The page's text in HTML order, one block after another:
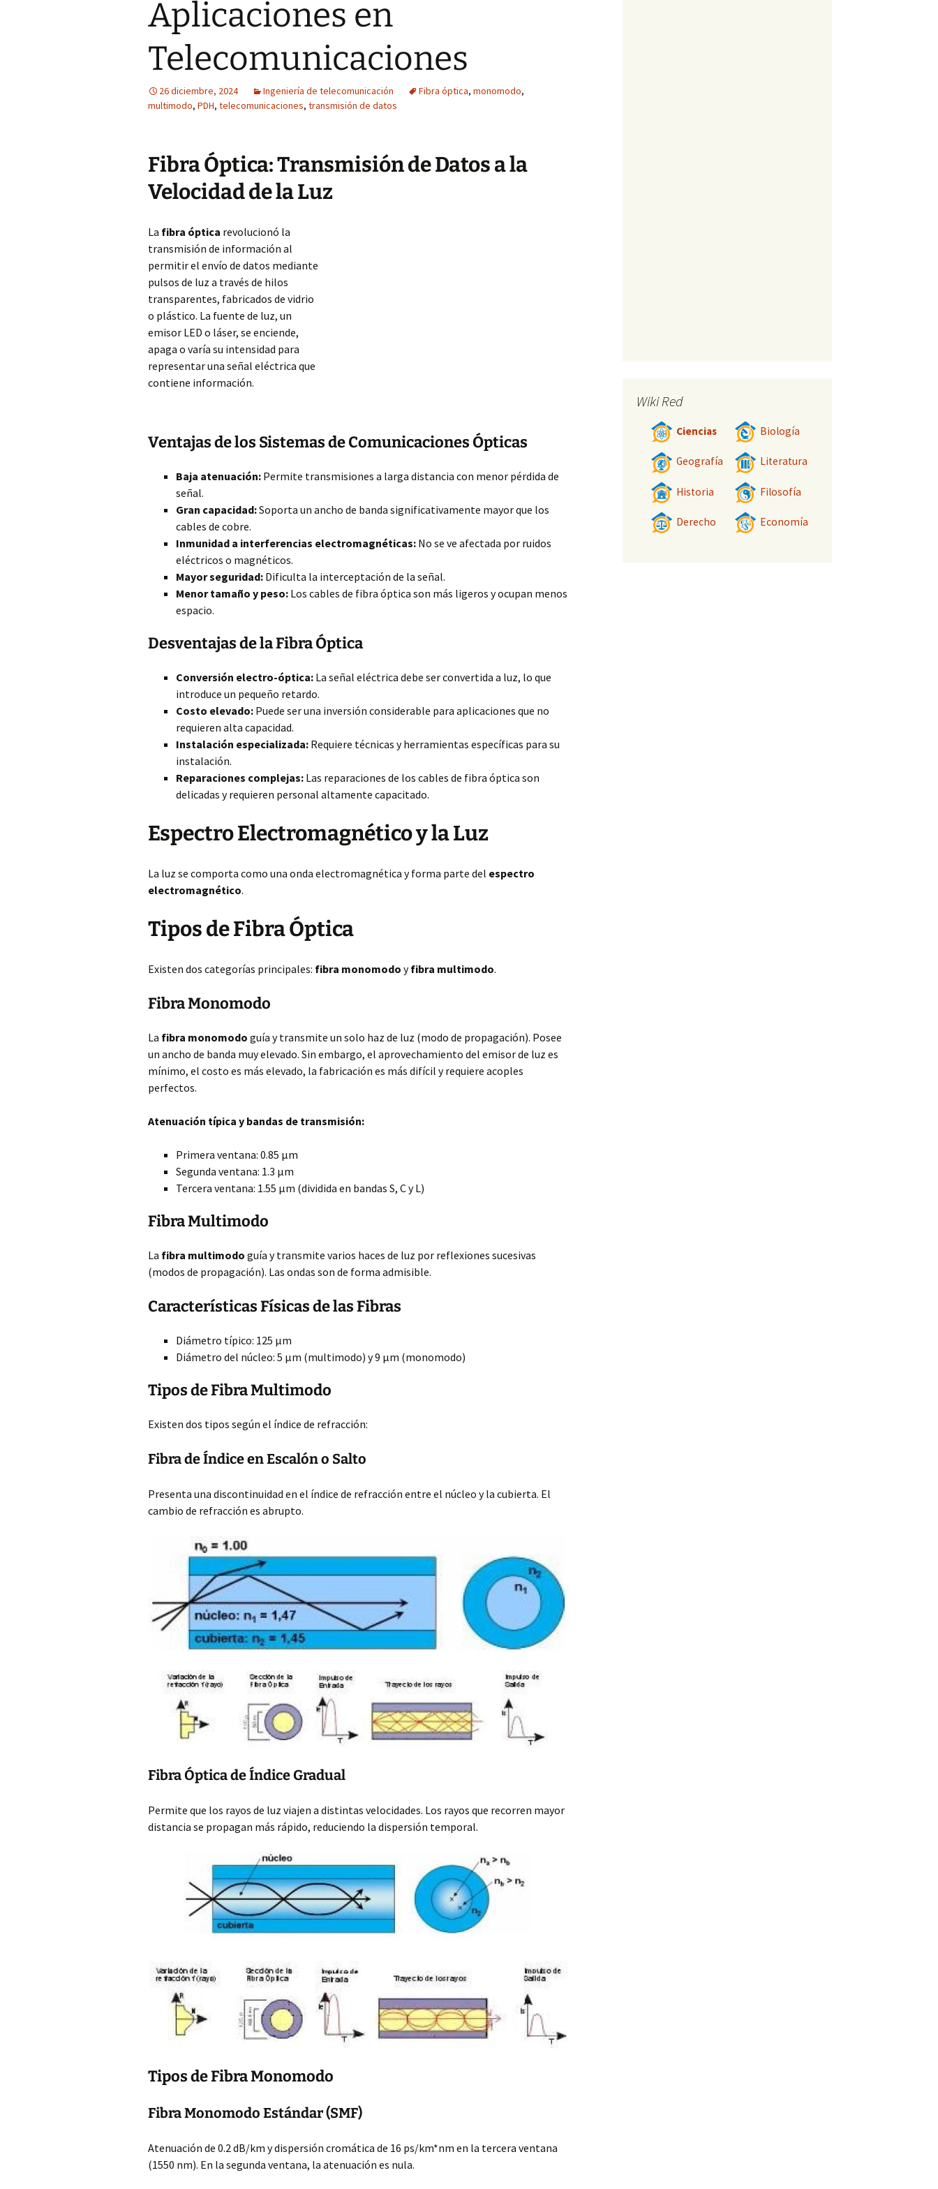
Aplicaciones en
Telecomunicaciones
26 diciembre, 2024 Ingeniería de telecomunicación Fibra óptica, monomodo,
multimodo, PDH, telecomunicaciones, transmisión de datos
Fibra Óptica: Transmisión de Datos a la
Velocidad de la Luz
La fibra óptica revolucionó la
transmisión de información al
permitir el envío de datos mediante
pulsos de luz a través de hilos
transparentes, fabricados de vidrio
o plástico. La fuente de luz, un
emisor LED o láser, se enciende,
apaga o varía su intensidad para
representar una señal eléctrica que
contiene información.
Ventajas de los Sistemas de Comunicaciones Ópticas
Baja atenuación: Permite transmisiones a larga distancia con menor pérdida de
señal.
Gran capacidad:Soporta un ancho de banda significativamente mayor que los
cables de cobre.
Inmunidad a interferencias electromagnéticas: No se ve afectada por ruidos
eléctricos o magnéticos.
Mayor seguridad: Dificulta la interceptación de la señal.
Menor tamaño y peso: Los cables de fibra óptica son más ligeros y ocupan menos
espacio.
Desventajas de la Fibra Óptica
Conversión electro-óptica: La señal eléctrica debe ser convertida a luz, lo que
introduce un pequeño retardo.
Costo elevado: Puede ser una inversión considerable para aplicaciones que no
requieren alta capacidad.
Instalación especializada: Requiere técnicas y herramientas específicas para su
instalación.
Reparaciones complejas: Las reparaciones de los cables de fibra óptica son
delicadas y requieren personal altamente capacitado.
Espectro Electromagnético y la Luz
La luz se comporta como una onda electromagnética y forma parte del espectro
electromagnético.
Tipos de Fibra Óptica
Existen dos categorías principales: fibra monomodo yfibra multimodo.
Fibra Monomodo
La fibra monomodo guía y transmite un solo haz de luz (modo de propagación). Posee
un ancho de banda muy elevado. Sin embargo, el aprovechamiento del emisor de luz es
mínimo, el costo es más elevado, la fabricación es más difícil y requiere acoples
perfectos.
Atenuación típica y bandas de transmisión:
Primera ventana: 0.85 µm
Segunda ventana: 1.3 µm
Tercera ventana: 1.55 µm (dividida en bandas S, C y L)
Fibra Multimodo
La fibra multimodo guía y transmite varios haces de luz por reflexiones sucesivas
(modos de propagación). Las ondas son de forma admisible.
Características Físicas de las Fibras
Diámetro típico: 125 µm
Diámetro del núcleo: 5 µm (multimodo) y 9 µm (monomodo)
Tipos de Fibra Multimodo
Existen dos tipos según el índice de refracción:
Fibra de Índice en Escalón o Salto
Presenta una discontinuidad en el índice de refracción entre el núcleo y la cubierta. El
cambio de refracción es abrupto.
Fibra Óptica de Índice Gradual
Permite que los rayos de luz viajen a distintas velocidades. Los rayos que recorren mayor
distancia se propagan más rápido, reduciendo la dispersión temporal.
Tipos de Fibra Monomodo
Fibra Monomodo Estándar (SMF)
Atenuación de 0.2 dB/km y dispersión cromática de 16 ps/km*nm en la tercera ventana
(1550 nm). En la segunda ventana, la atenuación es nula.
Wiki Red
Ciencias Biología
Geografía Literatura
Historia Filosofía
Derecho Economía